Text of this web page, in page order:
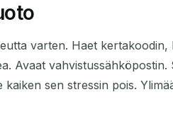
varten. Haet
Avaat
sen stressin pois.